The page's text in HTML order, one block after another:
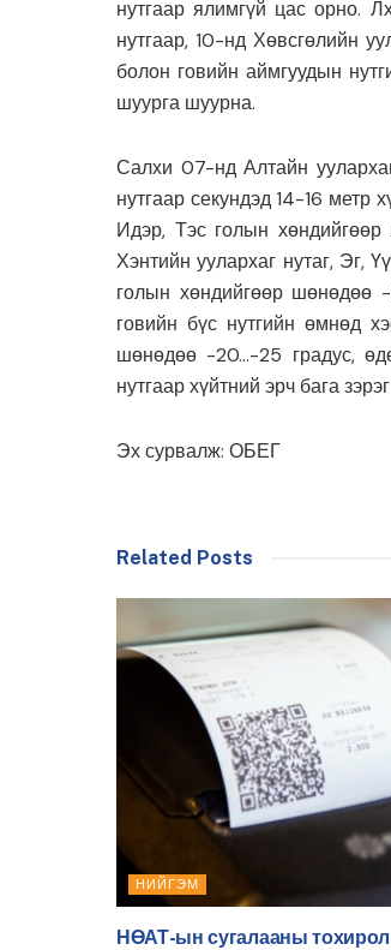
нутгаар ялимгүй цас орно.
нутгаар, 10-нд Хөвсгөлийн
болон говийн аймгуудын
шуурга шуурна.
Салхи 07-нд Алтайн
нутгаар секундэд 14-16 метр
Идэр, Тэс голын
Хэнтийн уулархаг нутаг, Эг,
голын хөндийгөөр шөнөдөө
говийн бүс нутгийн өмнөд
шөнөдөө -20…-25 градус,
нутгаар хүйтний эрч бага
Эх сурвалж: ОБЕГ
Related Posts
НИЙГЭМ
НӨАТ-ын сугалааны